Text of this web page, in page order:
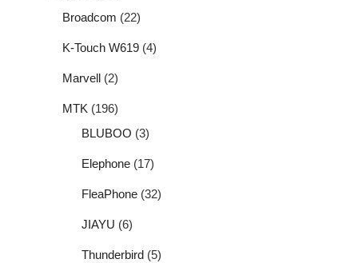
Broadcom (22)
K-Touch W619 (4)
Marvell (2)
MTK (196)
BLUBOO (3)
Elephone (17)
FleaPhone (32)
JIAYU (6)
Thunderbird (5)